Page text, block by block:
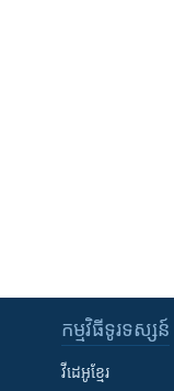
កម្មវិធី​ទូរទស្សន៍
វីដេអូ​ខ្មែរ